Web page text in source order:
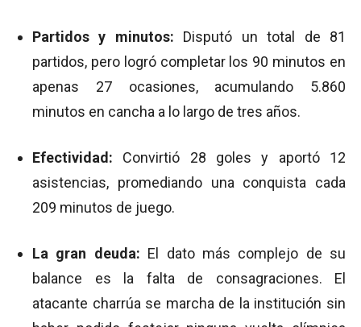
Partidos y minutos: Disputó un total de 81
partidos, pero logró completar los 90 minutos en
apenas 27 ocasiones, acumulando 5.860
minutos en cancha a lo largo de tres años.
Efectividad: Convirtió 28 goles y aportó 12
asistencias, promediando una conquista cada
209 minutos de juego.
La gran deuda: El dato más complejo de su
balance es la falta de consagraciones. El
atacante charrúa se marcha de la institución sin